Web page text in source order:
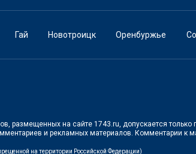
Гай Новотроицк Оренбуржье
размещенных на сайте 1743.ru, допускается
и рекламных материалов. Комментарии к
на территории Российской Федерации)